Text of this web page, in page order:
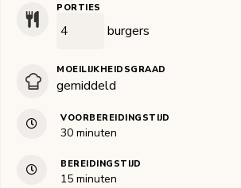
PORTIES
burgers
MOEILIJKHEIDSGRAAD
gemiddeld
VOORBEREIDINGSTIJD
30minuten
minuten
BEREIDINGSTIJD
15minuten
minuten